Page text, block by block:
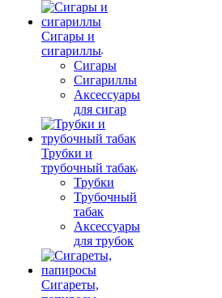
Сигары и
сигариллы
Сигары
Сигариллы
Аксессуары
для сигар
Трубки и
трубочный табак
Трубки
Трубочный
табак
Аксессуары
для трубок
Сигареты,